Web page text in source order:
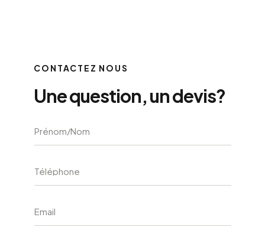
CONTACTEZ NOUS
Une question, un devis?